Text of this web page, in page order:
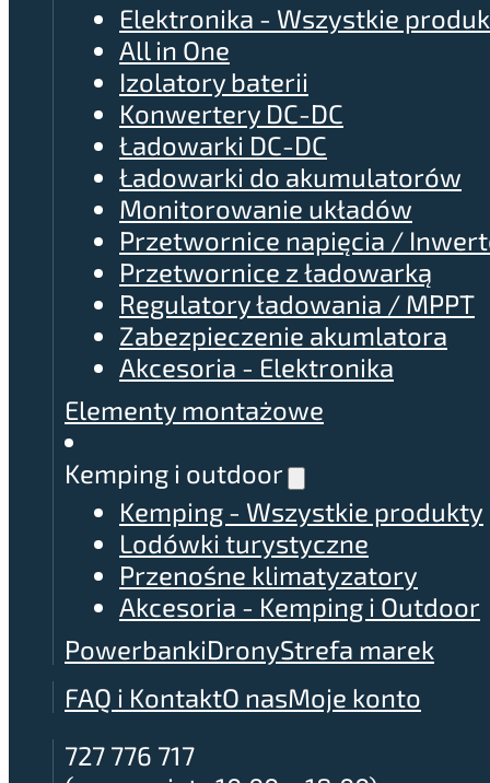
Elektronika - Wszystkie
All in One
Izolatory baterii
Konwertery DC-DC
Ładowarki DC-DC
Ładowarki do akumulatorów
Monitorowanie układów
Przetwornice napięcia /
Przetwornice z ładowarką
Regulatory ładowania / MPPT
Zabezpieczenie akumlatora
Akcesoria - Elektronika
Elementy montażowe
Kemping i outdoor
Kemping - Wszystkie produkty
Lodówki turystyczne
Przenośne klimatyzatory
Akcesoria - Kemping i Outdoor
PowerbankiDronyStrefa marek
FAQ i KontaktO nasMoje konto
727 776 717